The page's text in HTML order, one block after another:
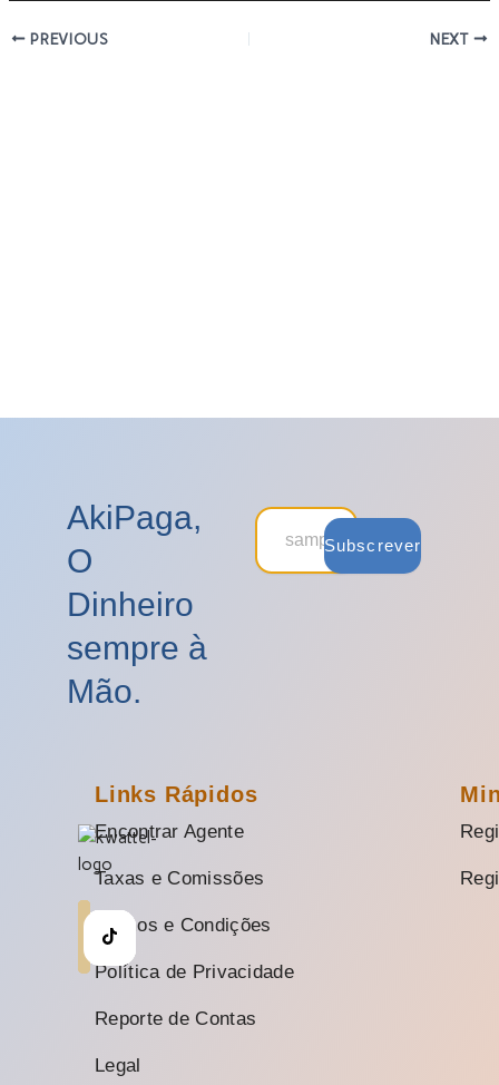
PREVIOUS NEXT
AkiPaga,
O
Dinheiro
sempre à
Mão.
Subscrever
Links Rápidos
Encontrar Agente
Taxas e Comissões
Termos e Condições
Política de Privacidade
Reporte de Contas
Legal